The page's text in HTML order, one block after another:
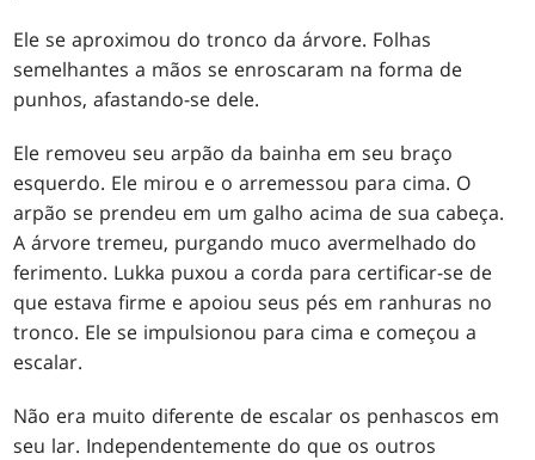
Ele se aproximou do tronco da árvore. Folhas
semelhantes a mãos se enroscaram na forma de
punhos, afastando-se dele.
Ele removeu seu arpão da bainha em seu braço
esquerdo. Ele mirou e o arremessou para cima. O
arpão se prendeu em um galho acima de sua cabeça.
A árvore tremeu, purgando muco avermelhado do
ferimento. Lukka puxou a corda para certificar-se de
que estava firme e apoiou seus pés em ranhuras no
tronco. Ele se impulsionou para cima e começou a
escalar.
Não era muito diferente de escalar os penhascos em
seu lar. Independentemente do que os outros